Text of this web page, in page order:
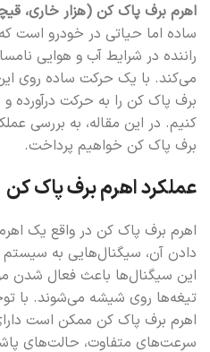
اهرم برف پاک کن (هزار خاری،
ساده اما حیاتی در خودرو است
راننده در شرایط آب و هوایی
می‌کند. با یک حرکت ساده روی
برف پاک کن را به حرکت درآورده
کنیم. در این مقاله، به بررسی
برف پاک کن خواهیم پرداخت.
عملکرد اهرم برف پاک کن
اهرم برف پاک کن در واقع یک
دادن آن، سیگنال‌هایی به
این سیگنال‌ها باعث فعال شدن
تیغه‌ها روی شیشه می‌شوند. با
اهرم برف پاک کن ممکن است
سرعت‌های متفاوت، حالت‌های